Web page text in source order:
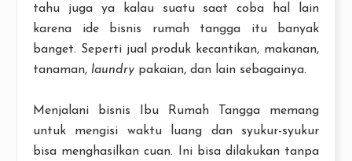
tahu juga ya kalau suatu saat coba hal lain
karena ide bisnis rumah tangga itu banyak
banget. Seperti jual produk kecantikan, makanan,
tanaman, laundry pakaian, dan lain sebagainya.
Menjalani bisnis Ibu Rumah Tangga memang
untuk mengisi waktu luang dan syukur-syukur
bisa menghasilkan cuan. Ini bisa dilakukan tanpa